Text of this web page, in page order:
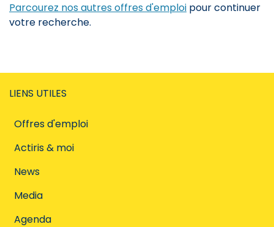
Parcourez nos autres offres d'emploi pour continuer
votre recherche.
LIENS UTILES
Offres d'emploi
Actiris & moi
News
Media
Agenda